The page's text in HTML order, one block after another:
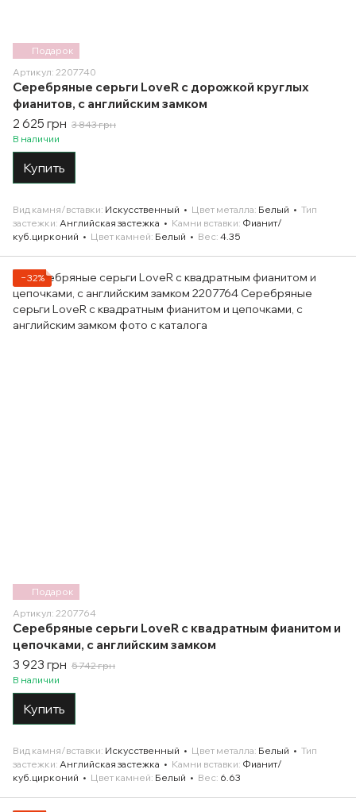
Подарок
Артикул: 2207740
Серебряные серьги LoveR с дорожкой круглых
фианитов, с английским замком
2 625 грн 3 843 грн
В наличии
Купить
Вид камня/вставки Искусственный Цвет металла Белый
Тип
застежки Английская застежка Камни вставки Фианит/
куб.цирконий
Цвет камней Белый Вес 4.35
Подарок
−32%
Артикул: 2207764
Серебряные серьги LoveR с квадратным фианитом и
цепочками, с английским замком
3 923 грн 5 742 грн
В наличии
Купить
Вид камня/вставки Искусственный Цвет металла Белый
Тип
застежки Английская застежка Камни вставки Фианит/
куб.цирконий
Цвет камней Белый Вес 6.63